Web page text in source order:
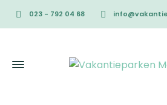
023 - 792 04 68